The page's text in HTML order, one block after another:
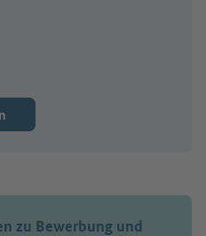
zu Bewerbung und